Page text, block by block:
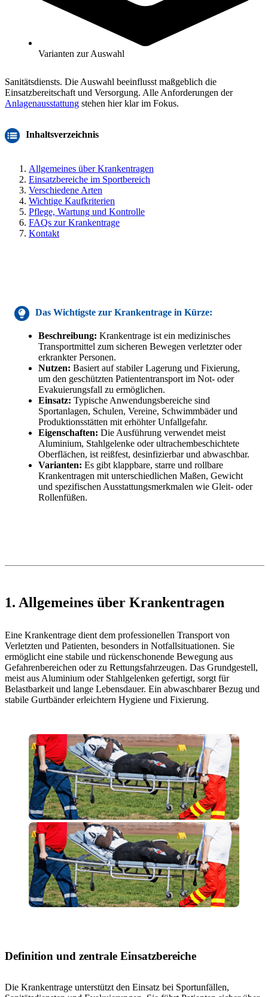
Varianten zur Auswahl
Krankentrage Kaufberatung
Die richtige Krankentrage sichert im Notfall den schnellen und
sicheren Transport verletzter Personen. In Sportanlagen, Schulen
Sanitätsdiensts. Die Auswahl beeinflusst maßgeblich die
Einsatzbereitschaft und Versorgung. Alle Anforderungen der
Anlagenausstattung stehen hier klar im Fokus.
Inhaltsverzeichnis
Allgemeines über Krankentragen
Einsatzbereiche im Sportbereich
Verschiedene Arten
Wichtige Kaufkriterien
Pflege, Wartung und Kontrolle
FAQs zur Krankentrage
Kontakt
Das Wichtigste zur Krankentrage in Kürze:
Beschreibung: Krankentrage ist ein medizinisches
Transportmittel zum sicheren Bewegen verletzter oder
erkrankter Personen.
Nutzen: Basiert auf stabiler Lagerung und Fixierung,
um den geschützten Patiententransport im Not- oder
Evakuierungsfall zu ermöglichen.
Einsatz: Typische Anwendungsbereiche sind
Sportanlagen, Schulen, Vereine, Schwimmbäder und
Produktionsstätten mit erhöhter Unfallgefahr.
Eigenschaften: Die Ausführung verwendet meist
Aluminium, Stahlgelenke oder ultrachembeschichtete
Oberflächen, ist reißfest, desinfizierbar und abwaschbar.
Varianten: Es gibt klappbare, starre und rollbare
Krankentragen mit unterschiedlichen Maßen, Gewicht
und spezifischen Ausstattungsmerkmalen wie Gleit- oder
Rollenfüßen.
1. Allgemeines über Krankentragen
Eine Krankentrage dient dem professionellen Transport von
Verletzten und Patienten, besonders in Notfallsituationen. Sie
ermöglicht eine stabile und rückenschonende Bewegung aus
Gefahrenbereichen oder zu Rettungsfahrzeugen. Das Grundgestell,
meist aus Aluminium oder Stahlgelenken gefertigt, sorgt für
Belastbarkeit und lange Lebensdauer. Ein abwaschbarer Bezug und
stabile Gurtbänder erleichtern Hygiene und Fixierung.
Definition und zentrale Einsatzbereiche
Die Krankentrage unterstützt den Einsatz bei Sportunfällen,